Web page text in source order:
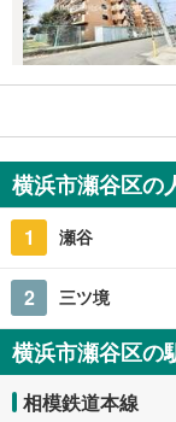
横浜市瀬谷区の
1 瀬谷
2 三ツ境
横浜市瀬谷区の
相模鉄道本線